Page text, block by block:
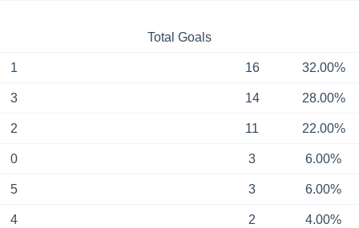
Total Goals
1 16 32.00%
3 14 28.00%
2 11 22.00%
0 3 6.00%
5 3 6.00%
4 2 4.00%